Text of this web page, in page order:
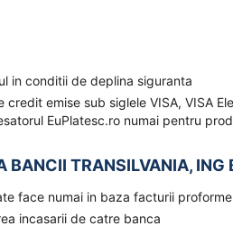
in conditii de deplina siguranta
emise sub siglele VISA, VISA
EuPlatesc.ro numai pentru
BANCII TRANSILVANIA,
face numai in baza facturii
incasarii de catre banca